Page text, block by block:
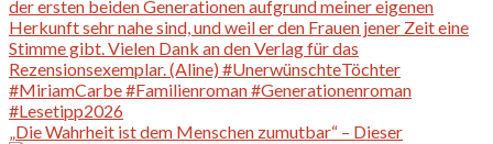
„Die Wahrheit ist dem Menschen zumutbar“ – Dieser